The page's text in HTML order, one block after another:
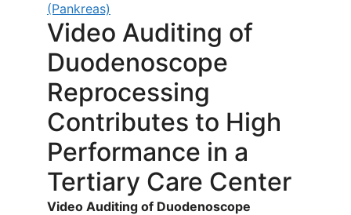
(Pankreas)
Video Auditing of
Duodenoscope
Reprocessing
Contributes to High
Performance in a
Tertiary Care Center
Video Auditing of Duodenoscope